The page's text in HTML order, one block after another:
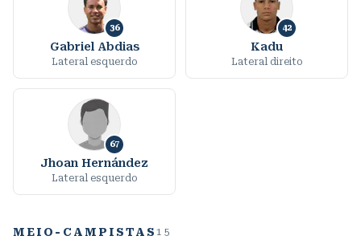
36
Gabriel Abdias
Lateral esquerdo
42
Kadu
Lateral direito
67
Jhoan Hernández
Lateral esquerdo
MEIO-CAMPISTAS15